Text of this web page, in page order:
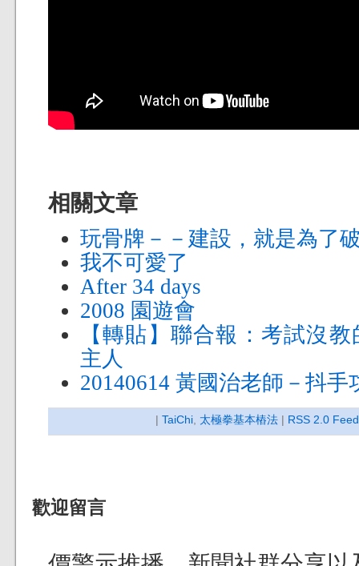
相關文章
玩骨牌－－建設，就是為了
我不可愛了
After 34 days
2008 園遊會
【轉貼】聯合報：考試沒
主人
20140614 黃國治老師－抖手
| TaiChi, 太極拳基本樁法| RSS 2.0 Feed
歡迎留言